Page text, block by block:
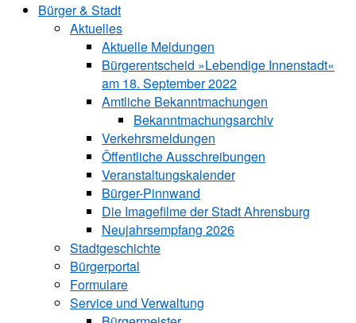
Bürger & Stadt
Aktuelles
Aktuelle Meldungen
Bürgerentscheid »Lebendige Innenstadt«
am 18. September 2022
Amtliche Bekanntmachungen
Bekanntmachungs­archiv
Verkehrsmeldungen
Öffentliche Ausschreibungen
Veranstaltungskalender
Bürger-Pinnwand
Die Imagefilme der Stadt Ahrensburg
Neujahrsempfang 2026
Stadtgeschichte
Bürgerportal
Formulare
Service und Verwaltung